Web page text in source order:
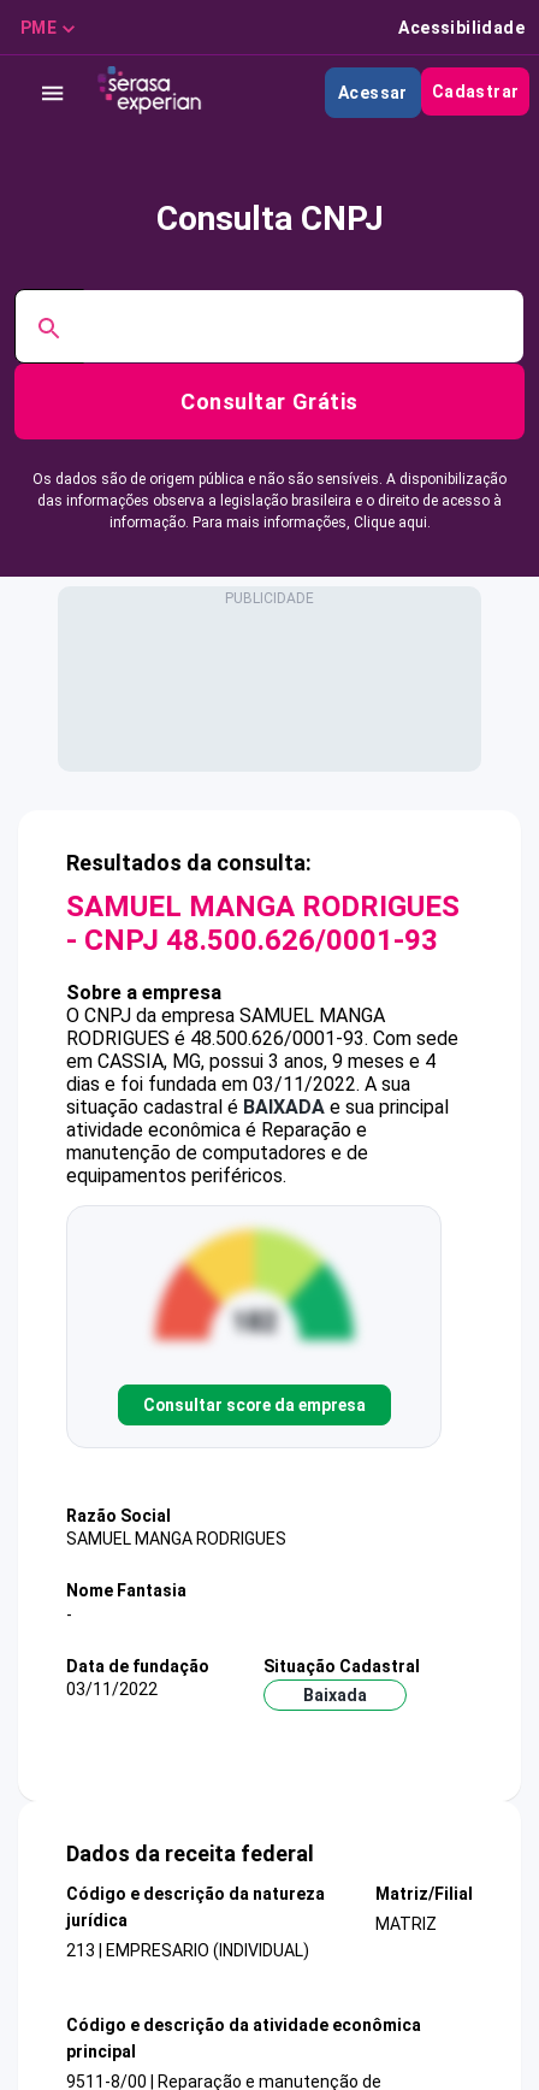
PME Acessibilidade
Acessar Cadastrar
Consulta CNPJ
Consultar Grátis
Os dados são de origem pública e não são sensíveis. A disponibilização
das informações observa a legislação brasileira e o direito de acesso à
informação. Para mais informações, Clique aqui.
Resultados da consulta:
SAMUEL MANGA RODRIGUES
- CNPJ 48.500.626/0001-93
Sobre a empresa
O CNPJ da empresa SAMUEL MANGA
RODRIGUES é 48.500.626/0001-93. Com sede
em CASSIA, MG, possui 3 anos, 9 meses e 4
dias e foi fundada em 03/11/2022. A sua
situação cadastral é BAIXADA e sua principal
atividade econômica é Reparação e
manutenção de computadores e de
equipamentos periféricos.
Consultar score da empresa
Razão Social
SAMUEL MANGA RODRIGUES
Nome Fantasia
-
Data de fundação
03/11/2022
Situação Cadastral
Baixada
Dados da receita federal
Código e descrição da natureza
jurídica
213 | EMPRESARIO (INDIVIDUAL)
Matriz/Filial
MATRIZ
Código e descrição da atividade econômica
principal
9511-8/00 | Reparação e manutenção de